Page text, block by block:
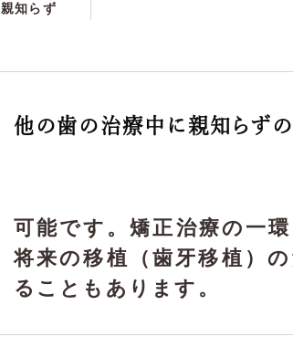
親知らず
他の歯の治療中に親知らず
可能です。矯正治療の一
将来の移植（歯牙移植）
ることもあります。